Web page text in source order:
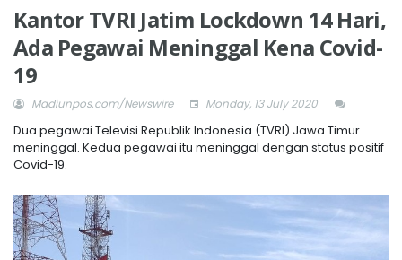
Kantor TVRI Jatim Lockdown 14 Hari,
Ada Pegawai Meninggal Kena Covid-
19
Madiunpos.com/Newswire Monday, 13 July 2020
Dua pegawai Televisi Republik Indonesia (TVRI) Jawa Timur
meninggal. Kedua pegawai itu meninggal dengan status positif
Covid-19.